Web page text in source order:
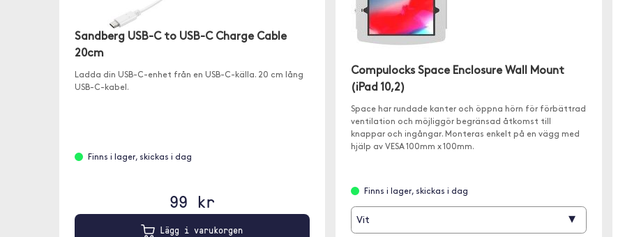
Sandberg USB-C to USB-C Charge Cable
20cm
Ladda din USB-C-enhet från en USB-C-källa. 20 cm lång
USB-C-kabel.
Finns i lager, skickas i dag
99 kr
Lägg i varukorgen
Compulocks Space Enclosure Wall Mount
(iPad 10,2)
Space har rundade kanter och öppna hörn för förbättrad
ventilation och möjliggör begränsad åtkomst till
knappar och ingångar. Monteras enkelt på en vägg med
hjälp av VESA 100mm x 100mm.
Finns i lager, skickas i dag
Vit ▾